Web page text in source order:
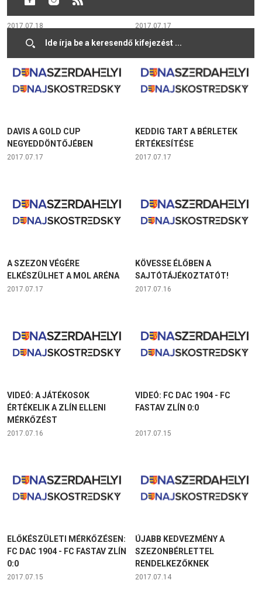
2017.07.18 2017.07.17
DAVIS A GOLD CUP
NEGYEDDÖNTŐJÉBEN
2017.07.17
KEDDIG TART A BÉRLETEK
ÉRTÉKESÍTÉSE
2017.07.17
A SZEZON VÉGÉRE
ELKÉSZÜLHET A MOL ARÉNA
2017.07.17
KÖVESSE ÉLŐBEN A
SAJTÓTÁJÉKOZTATÓT!
2017.07.16
VIDEÓ: A JÁTÉKOSOK
ÉRTÉKELIK A ZLÍN ELLENI
MÉRKŐZÉST
2017.07.16
VIDEÓ: FC DAC 1904 - FC
FASTAV ZLÍN 0:0
2017.07.15
ELŐKÉSZÜLETI MÉRKŐZÉSEN:
FC DAC 1904 - FC FASTAV ZLÍN
0:0
2017.07.15
ÚJABB KEDVEZMÉNY A
SZEZONBÉRLETTEL
RENDELKEZŐKNEK
2017.07.14